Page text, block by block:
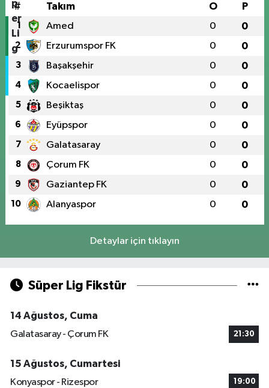
# Takım O P
1 Amed 0 0
2 Erzurumspor FK 0 0
3 Başakşehir 0 0
4 Kocaelispor 0 0
5 Beşiktaş 0 0
6 Eyüpspor 0 0
7 Galatasaray 0 0
8 Çorum FK 0 0
9 Gaziantep FK 0 0
10 Alanyaspor 0 0
Detaylar için tıklayın
Süper Lig Fikstür
14 Ağustos, Cuma
Galatasaray - Çorum FK
21:30
15 Ağustos, Cumartesi
Konyaspor - Rizespor
19:00